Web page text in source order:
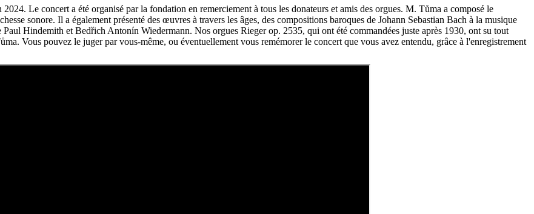
Le concert a été organisé par la fondation en remerciement à tous les donateurs et amis des orgues. M. Tůma a composé le
sonore. Il a également présenté des œuvres à travers les âges, des compositions baroques de Johann Sebastian Bach à la musique
Hindemith et Bedřich Antonín Wiedermann. Nos orgues Rieger op. 2535, qui ont été commandées juste après 1930, ont su tout
Vous pouvez le juger par vous-même, ou éventuellement vous remémorer le concert que vous avez entendu, grâce à l'enregistrement